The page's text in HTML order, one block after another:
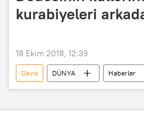
kurabiyeleri
18 Ekim 2018, 12:39
Davis DÜNYA Haberler
Andy Knox
kurabiye